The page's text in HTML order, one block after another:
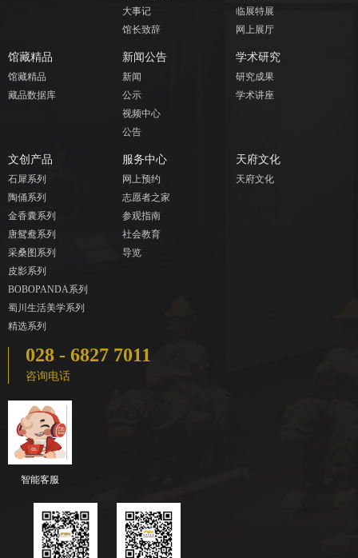
大事记
馆长致辞
临展特展
网上展厅
馆藏精品
馆藏精品
藏品数据库
新闻公告
新闻
公示
视频中心
公告
学术研究
研究成果
学术讲座
文创产品
石犀系列
陶俑系列
金香囊系列
唐鸳鸯系列
采桑图系列
皮影系列
BOBOPANDA系列
蜀川生活美学系列
精选系列
服务中心
网上预约
志愿者之家
参观指南
社会教育
导览
天府文化
天府文化
028 - 6827 7011
咨询电话
智能客服